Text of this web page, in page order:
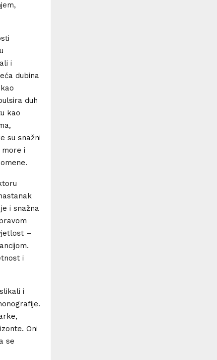
i
dubina
duh
kao
su snažni
i
i snažna
–
i
i
Oni
se